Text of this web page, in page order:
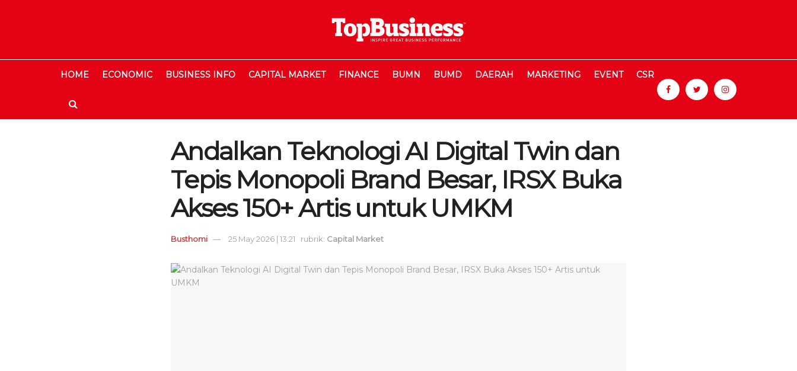
HOME ECONOMIC BUSINESS INFO CAPITAL MARKET FINANCE BUMN BUMD DAERAH MARKETING EVENT CSR
Andalkan Teknologi AI Digital Twin dan
Tepis Monopoli Brand Besar, IRSX Buka
Akses 150+ Artis untuk UMKM
Busthomi 25 May 2026 | 13:21 rubrik: Capital Market